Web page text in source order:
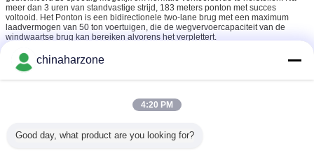
meer dan 3 uren van standvastige strijd, 183 meters ponton met succes
voltooid. Het Ponton is een bidirectionele two-lane brug met een maximum
laadvermogen van 50 ton voertuigen, die de wegvervoercapaciteit van de
windwaartse brug kan bereiken alvorens het verplettert.
Markeringen:stijve kaderbrug
Geprefabriceerde Deltabrug
Krijg de beste prijs voor
chinaharzone
4:20 PM
Good day, what product are you looking for?